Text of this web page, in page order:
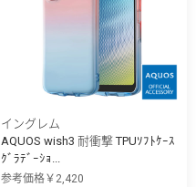
イングレム
AQUOS wish3 耐衝撃 TPUｿﾌﾄｹｰｽ
ｸﾞﾗﾃﾞｰｼｮ...
参考価格￥2,420